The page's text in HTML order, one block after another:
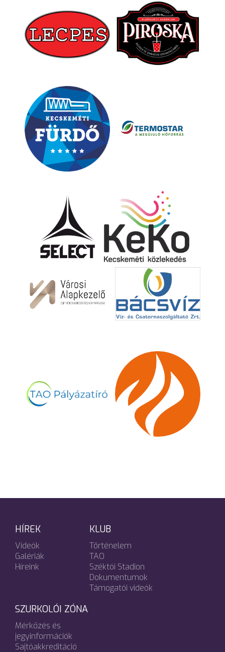
HÍREK
Videók
Galériák
Híreink
KLUB
Történelem
TAO
Széktói Stadion
Dokumentumok
Támogatói videók
SZURKOLÓI ZÓNA
Mérkőzés és
jegyinformációk
Sajtóakkreditáció